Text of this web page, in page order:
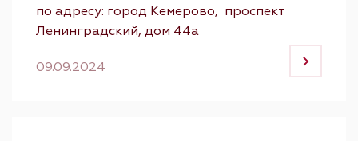
по адресу: город Кемерово, проспект
Ленинградский, дом 44а
09.09.2024